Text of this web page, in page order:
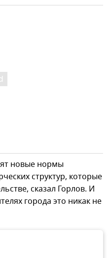
новые нормы
структур, которые
сказал Горлов. И
города это никак не